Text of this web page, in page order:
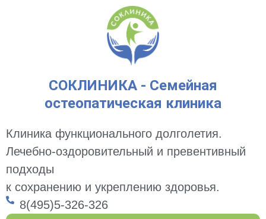
СОКЛИНИКА - Семейная
остеопатическая клиника
Клиника функционального долголетия.
Лечебно-оздоровительный и превентивный
подходы
к сохранению и укреплению здоровья.
8(495)5-326-326